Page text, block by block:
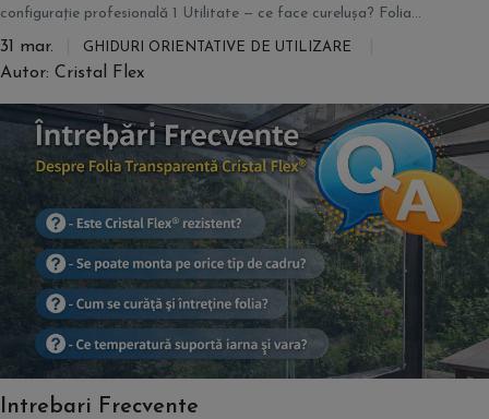
configurație profesională 1 Utilitate — ce face curelușa? Folia...
31 mar. GHIDURI ORIENTATIVE DE UTILIZARE
Autor: Cristal Flex
Intrebari Frecvente